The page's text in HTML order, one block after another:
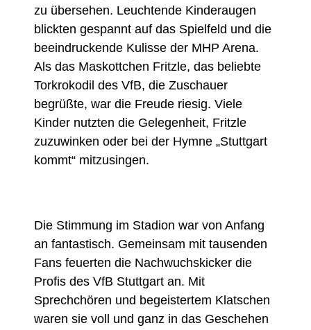
zu übersehen. Leuchtende Kinderaugen
blickten gespannt auf das Spielfeld und die
beeindruckende Kulisse der MHP Arena.
Als das Maskottchen Fritzle, das beliebte
Torkrokodil des VfB, die Zuschauer
begrüßte, war die Freude riesig. Viele
Kinder nutzten die Gelegenheit, Fritzle
zuzuwinken oder bei der Hymne „Stuttgart
kommt“ mitzusingen.
Die Stimmung im Stadion war von Anfang
an fantastisch. Gemeinsam mit tausenden
Fans feuerten die Nachwuchskicker die
Profis des VfB Stuttgart an. Mit
Sprechchören und begeistertem Klatschen
waren sie voll und ganz in das Geschehen